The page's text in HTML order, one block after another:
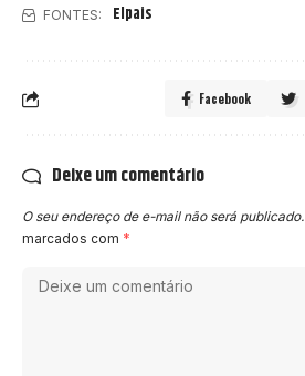
FONTES: Elpais
Facebook
Deixe um comentário
O seu endereço de e-mail não será publicado.
marcados com *